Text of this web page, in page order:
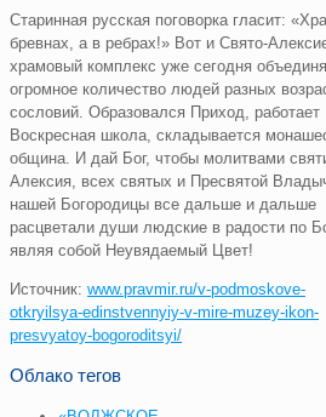
Старинная русская поговорка гласит:
бревнах, а в ребрах!» Вот и Свято-
храмовый комплекс уже сегодня
огромное количество людей разных
сословий. Образовался Приход, работает
Воскресная школа, складывается
община. И дай Бог, чтобы молитвами
Алексия, всех святых и Пресвятой
нашей Богородицы все дальше и дальше
расцветали души людские в радости по
являя собой Неувядаемый Цвет!
Источник: www.pravmir.ru/v-podmoskove-
otkryilsya-edinstvennyiy-v-mire-muzey-ikon-
presvyatoy-bogoroditsyi/
Облако тегов